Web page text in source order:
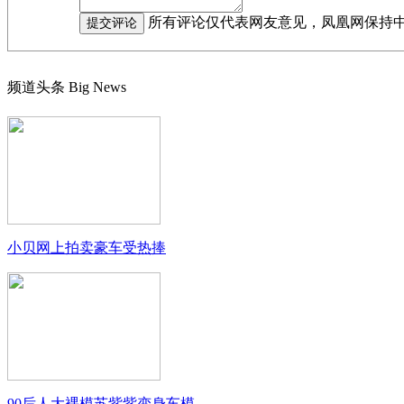
所有评论仅代表网友意见，凤凰网保持
频道头条 Big News
小贝网上拍卖豪车受热捧